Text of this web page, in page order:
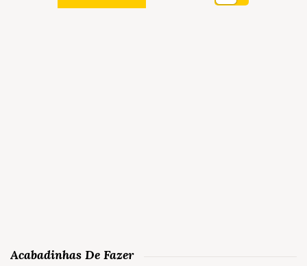
Acabadinhas De Fazer